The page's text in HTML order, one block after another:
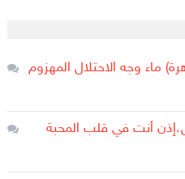
ماء وجه الاحتلال المهزوم
أنت في قلب المحبة